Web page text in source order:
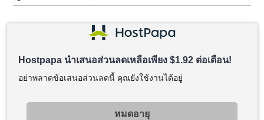
Hostpapa นำเสนอส่วนลดเหลือเพียง $1.92ต่อเดือน!
อย่าพลาดข้อเสนอส่วนลดนี้ คุณยังใช้งานได้อยู่
หมดอายุ